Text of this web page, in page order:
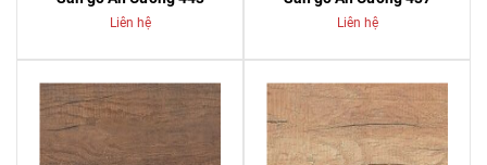
Liên hệ Liên hệ